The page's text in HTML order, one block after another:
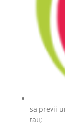
sa previi
tau;